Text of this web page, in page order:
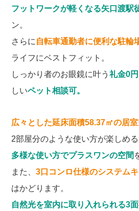
フットワークが軽くなる矢口渡駅
ン。
さらに 自転車通勤者に便利な駐輪
ライフにベストフィット。
しっかり者のお眼鏡に叶う礼金0円
しいペット相談可。
広々とした延床面積58.37㎡の居室
2部屋分のような使い方が楽しめる
多様な使い方でプラスワンの空間
また、3口コンロ仕様のシステム
はかどります。
自然光を室内に取り入れられる3